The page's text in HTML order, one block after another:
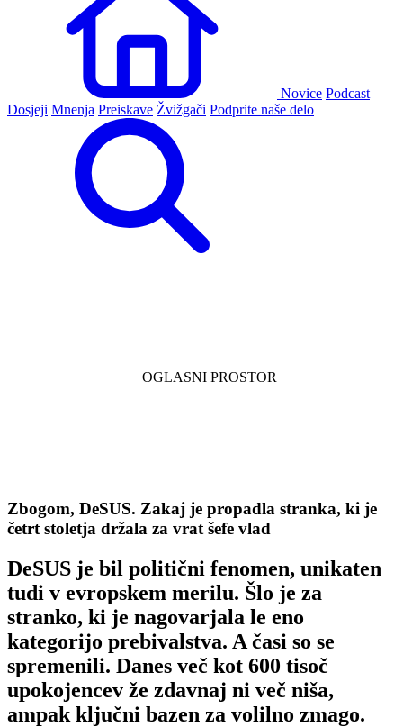
Novice Podcast
Dosjeji Mnenja Preiskave Žvižgači Podprite naše delo
Zbogom, DeSUS. Zakaj je propadla stranka, ki je
četrt stoletja držala za vrat šefe vlad
DeSUS je bil politični fenomen, unikaten
tudi v evropskem merilu. Šlo je za
stranko, ki je nagovarjala le eno
kategorijo prebivalstva. A časi so se
spremenili. Danes več kot 600 tisoč
upokojencev že zdavnaj ni več niša,
ampak ključni bazen za volilno zmago.